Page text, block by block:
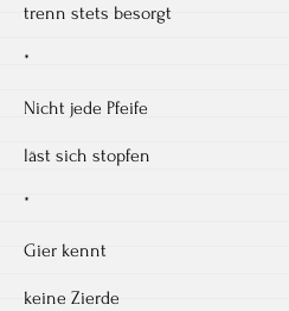
trenn stets besorgt
*
Nicht jede Pfeife
läst sich stopfen
*
Gier kennt
keine Zierde